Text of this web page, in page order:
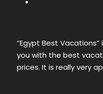
“Egypt Best
you with the best
prices. It is really very